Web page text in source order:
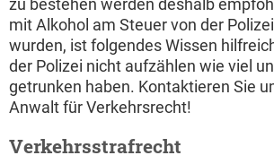
zu bestehen werden deshalb
mit Alkohol am Steuer von der
wurden, ist folgendes Wissen
der Polizei nicht aufzählen wie viel
getrunken haben. Kontaktieren Sie
Anwalt für Verkehrsrecht!
Verkehrsstrafrecht